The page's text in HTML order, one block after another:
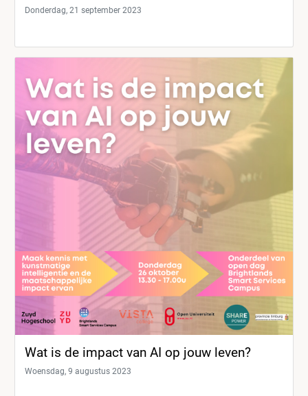
Donderdag, 21 september 2023
Wat is de impact van AI op jouw leven?
Woensdag, 9 augustus 2023